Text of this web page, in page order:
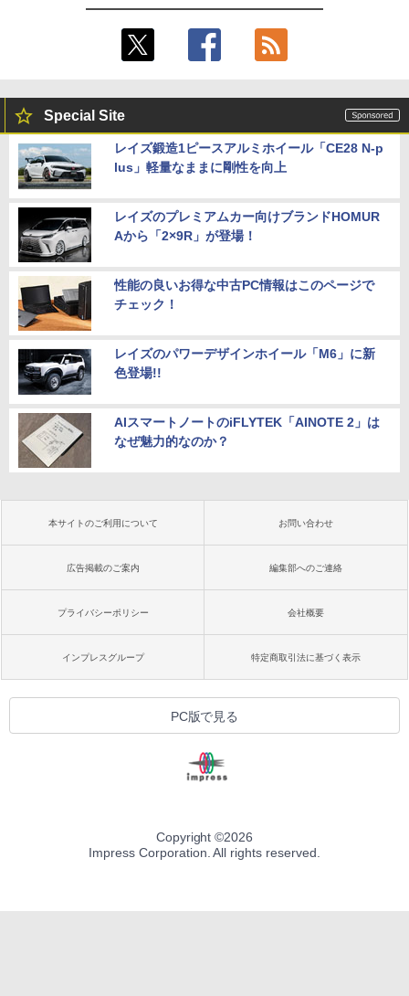
Special Site
レイズ鍛造1ピースアルミホイール「CE28 N-p
lus」軽量なままに剛性を向上
レイズのプレミアムカー向けブランドHOMUR
Aから「2×9R」が登場！
性能の良いお得な中古PC情報はこのページで
チェック！
レイズのパワーデザインホイール「M6」に新
色登場!!
AIスマートノートのiFLYTEK「AINOTE 2」は
なぜ魅力的なのか？
本サイトのご利用について お問い合わせ
広告掲載のご案内 編集部へのご連絡
プライバシーポリシー 会社概要
インプレスグループ 特定商取引法に基づく表示
PC版で見る
Copyright ©2026
Impress Corporation. All rights reserved.